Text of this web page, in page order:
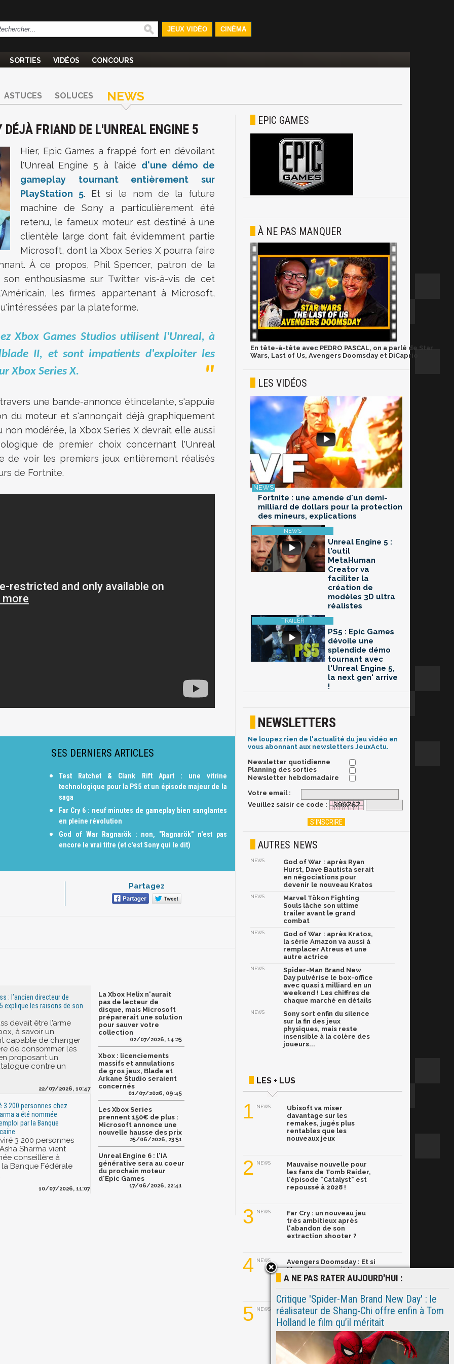
JEUX VIDÉO CINÉMA
SORTIES VIDÉOS CONCOURS
ASTUCES SOLUCES NEWS
FRIAND DE L'UNREAL ENGINE 5
Hier, Epic Games a frappé fort en dévoilant
l'Unreal Engine 5 à l'aide d'une démo de
gameplay tournant entièrement sur
PlayStation 5. Et si le nom de la future
machine de Sony a particulièrement été
retenu, le fameux moteur est destiné à une
clientèle large dont fait évidemment partie
Microsoft, dont la Xbox Series X pourra faire
À ce propos, Phil Spencer, patron de la
enthousiasme sur Twitter vis-à-vis de cet
les firmes appartenant à Microsoft,
par la plateforme.
Xbox Games Studios utilisent l'Unreal, à
II, et sont impatients d'exploiter les
Xbox Series X.
une bande-annonce étincelante, s'appuie
du moteur et s'annonçait déjà graphiquement
non modérée, la Xbox Series X devrait elle aussi
de premier choix concernant l'Unreal
de voir les premiers jeux entièrement réalisés
de Fortnite.
SES DERNIERS ARTICLES
Test Ratchet & Clank Rift Apart : une vitrine
technologique pour la PS5 et un épisode majeur de la
saga
Far Cry 6 : neuf minutes de gameplay bien sanglantes
en pleine révolution
God of War Ragnarök : non, "Ragnarök" n'est pas
encore le vrai titre (et c'est Sony qui le dit)
Partagez
: l’ancien directeur de
explique les raisons de son
devait être l’arme
à savoir un
capable de changer
de consommer les
proposant un
contre un
22/07/2026, 10:47
3 200 personnes chez
a été nommée
par la Banque
3 200 personnes
Sharma vient
conseillère à
Banque Fédérale
10/07/2026, 11:07
La Xbox Helix n'aurait
pas de lecteur de
disque, mais Microsoft
préparerait une solution
pour sauver votre
collection
02/07/2026, 14:25
Xbox : licenciements
massifs et annulations
de gros jeux, Blade et
Arkane Studio seraient
concernés
01/07/2026, 09:45
Les Xbox Series
prennent 150€ de plus :
Microsoft annonce une
nouvelle hausse des prix
25/06/2026, 23:51
Unreal Engine 6 : l'IA
générative sera au coeur
du prochain moteur
d'Epic Games
17/06/2026, 22:41
EPIC GAMES
À NE PAS MANQUER
En tête-à-tête avec PEDRO PASCAL, on a parlé de Star
Wars, Last of Us, Avengers Doomsday et DiCaprio
LES VIDÉOS
Fortnite : une amende d'un demi-
milliard de dollars pour la protection
des mineurs, explications
Unreal Engine 5 :
l'outil
MetaHuman
Creator va
faciliter la
création de
modèles 3D ultra
réalistes
PS5 : Epic Games
dévoile une
splendide démo
tournant avec
l'Unreal Engine 5,
la next gen' arrive
!
NEWSLETTERS
Ne loupez rien de l'actualité du jeu vidéo en
vous abonnant aux newsletters JeuxActu.
Newsletter quotidienne
Planning des sorties
Newsletter hebdomadaire
Votre email :
Veuillez saisir ce code :
AUTRES NEWS
NEWS
God of War : après Ryan
Hurst, Dave Bautista serait
en négociations pour
devenir le nouveau Kratos
NEWS
Marvel Tōkon Fighting
Souls lâche son ultime
trailer avant le grand
combat
NEWS
God of War : après Kratos,
la série Amazon va aussi à
remplacer Atreus et une
autre actrice
NEWS
Spider-Man Brand New
Day pulvérise le box-office
avec quasi 1 milliard en un
weekend ! Les chiffres de
chaque marché en détails
NEWS
Sony sort enfin du silence
sur la fin des jeux
physiques, mais reste
insensible à la colère des
joueurs...
LES + LUS
1 NEWS
Ubisoft va miser
davantage sur les
remakes, jugés plus
rentables que les
nouveaux jeux
2 NEWS
Mauvaise nouvelle pour
les fans de Tomb Raider,
l'épisode "Catalyst" est
repoussé à 2028 !
3 NEWS
Far Cry : un nouveau jeu
très ambitieux après
l'abandon de son
extraction shooter ?
4 NEWS
Avengers Doomsday : Et si
Marvel nous avait tous
induits en erreur sur
5 NEWS
Black Panther 3 : Marvel
dévoile son nouveau
T'Challa, Ryan Coogler
l'aurait trouvé en
quelques semaines
A NE PAS RATER AUJOURD'HUI :
Critique 'Spider-Man Brand New Day' : le
réalisateur de Shang-Chi offre enfin à Tom
Holland le film qu’il méritait